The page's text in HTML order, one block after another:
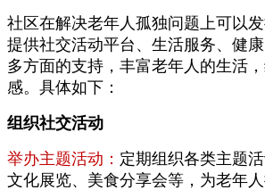
社区在解决老年人孤独问题上可以
提供社交活动平台、生活服务、健
多方面的支持，丰富老年人的生活
感。具体如下：
组织社交活动
举办主题活动： 定期组织各类主题
文化展览、美食分享会等，为老年